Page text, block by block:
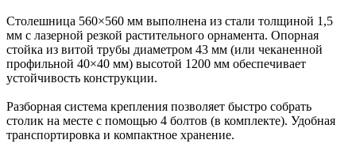
Столешница 560×560 мм выполнена из стали толщиной 1,5
мм с лазерной резкой растительного орнамента. Опорная
стойка из витой трубы диаметром 43 мм (или чеканенной
профильной 40×40 мм) высотой 1200 мм обеспечивает
устойчивость конструкции.
Разборная система крепления позволяет быстро собрать
столик на месте с помощью 4 болтов (в комплекте). Удобная
транспортировка и компактное хранение.